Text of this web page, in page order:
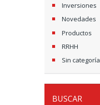
Inversiones
Novedades
Productos
RRHH
Sin categoría
BUSCAR